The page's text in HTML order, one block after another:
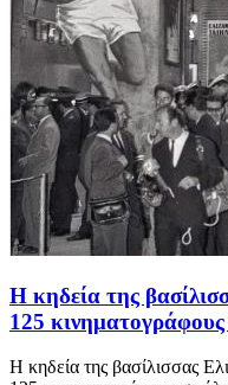
Η κηδεία της
125 κινηματογράφους
Η κηδεία της βασίλισσας